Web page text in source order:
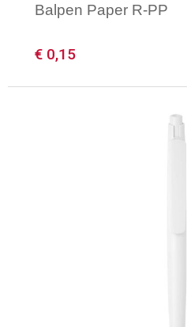
Balpen Paper R-PP
€ 0,15
Minimale afname: 1